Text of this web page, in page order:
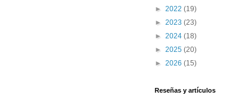
► 2022 (19)
► 2023 (23)
► 2024 (18)
► 2025 (20)
► 2026 (15)
Reseñas y artículos